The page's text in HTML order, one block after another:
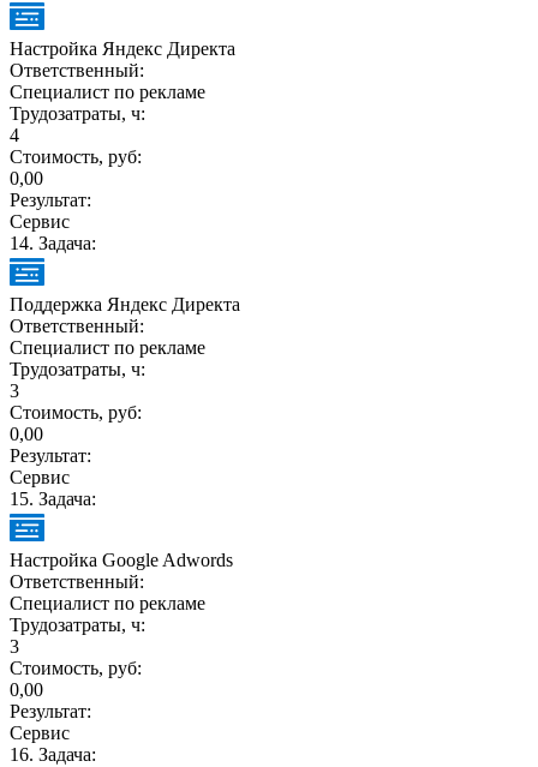
Настройка Яндекс Директа
Ответственный:
Специалист по рекламе
Трудозатраты, ч:
4
Стоимость, руб:
0,00
Результат:
Сервис
14. Задача:
Поддержка Яндекс Директа
Ответственный:
Специалист по рекламе
Трудозатраты, ч:
3
Стоимость, руб:
0,00
Результат:
Сервис
15. Задача:
Настройка Google Adwords
Ответственный:
Специалист по рекламе
Трудозатраты, ч:
3
Стоимость, руб:
0,00
Результат:
Сервис
16. Задача: